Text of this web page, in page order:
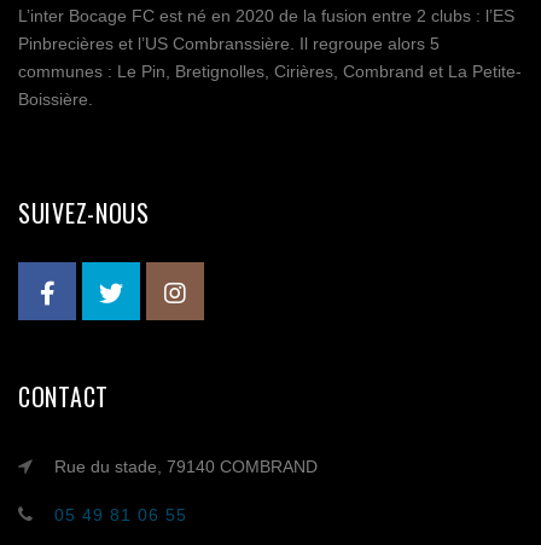
L’inter Bocage FC est né en 2020 de la fusion entre 2 clubs : l’ES
Pinbrecières et l’US Combranssière. Il regroupe alors 5
communes : Le Pin, Bretignolles, Cirières, Combrand et La Petite-
Boissière.
SUIVEZ-NOUS
CONTACT
Rue du stade, 79140 COMBRAND
05 49 81 06 55